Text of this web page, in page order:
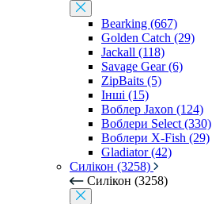
Bearking (667)
Golden Catch (29)
Jackall (118)
Savage Gear (6)
ZipBaits (5)
Інші (15)
Воблер Jaxon (124)
Воблери Select (330)
Воблери X-Fish (29)
Gladiator (42)
Силікон (3258)
Силікон (3258)